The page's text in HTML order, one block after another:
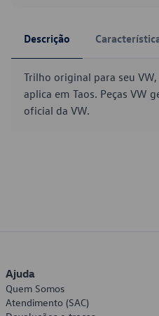
Descrição
Trilho original para seu
aplica em Taos. Peças VW
oficial da VW.
Ajuda
Quem Somos
Atendimento (SAC)